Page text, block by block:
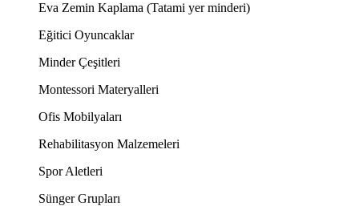
Eva Zemin Kaplama (Tatami yer minderi)
Eğitici Oyuncaklar
Minder Çeşitleri
Montessori Materyalleri
Ofis Mobilyaları
Rehabilitasyon Malzemeleri
Spor Aletleri
Sünger Grupları